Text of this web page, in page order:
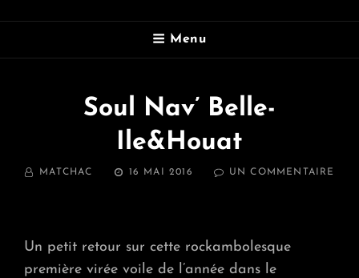
Menu
Soul Nav’ Belle-
Ile&Houat
BY MATCHAC
POSTED
16 MAI 2016 UN COMMENTAIRE
Un petit retour sur cette rockambolesque
première virée voile de l’année dans le